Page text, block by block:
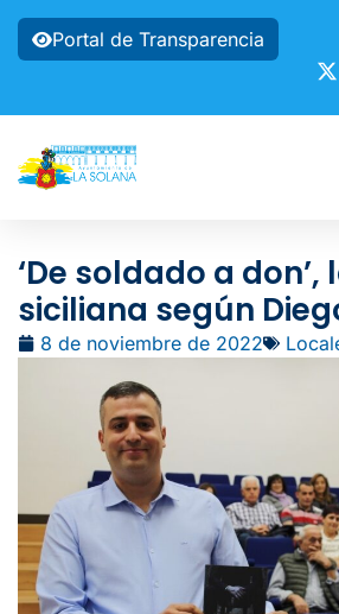
Portal de Transparencia
‘De soldado a
siciliana según
8 de noviembre de 2022